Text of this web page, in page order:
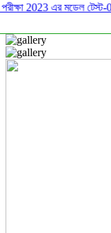
এর মডেল টেস্ট-01 এর